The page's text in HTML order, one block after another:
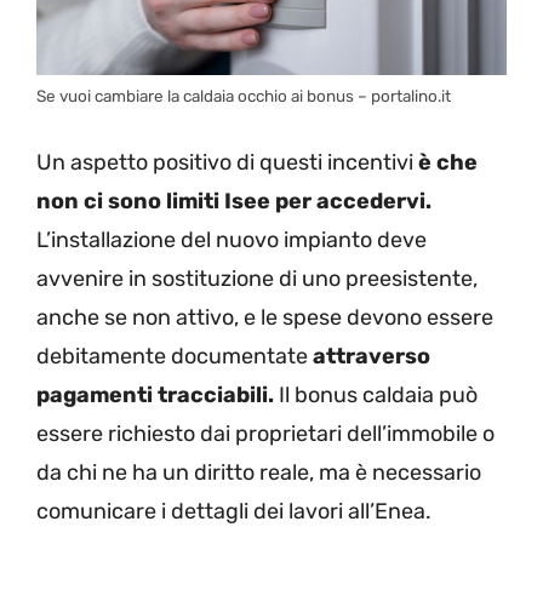
Se vuoi cambiare la caldaia occhio ai bonus – portalino.it
Un aspetto positivo di questi incentiviè che
non ci sono limiti Isee per accedervi.
L’installazione del nuovo impianto deve
avvenire in sostituzione di uno preesistente,
anche se non attivo, e le spese devono essere
debitamente documentateattraverso
pagamenti tracciabili. Il bonus caldaia può
essere richiesto dai proprietari dell’immobile o
da chi ne ha un diritto reale, ma è necessario
comunicare i dettagli dei lavori all’Enea.